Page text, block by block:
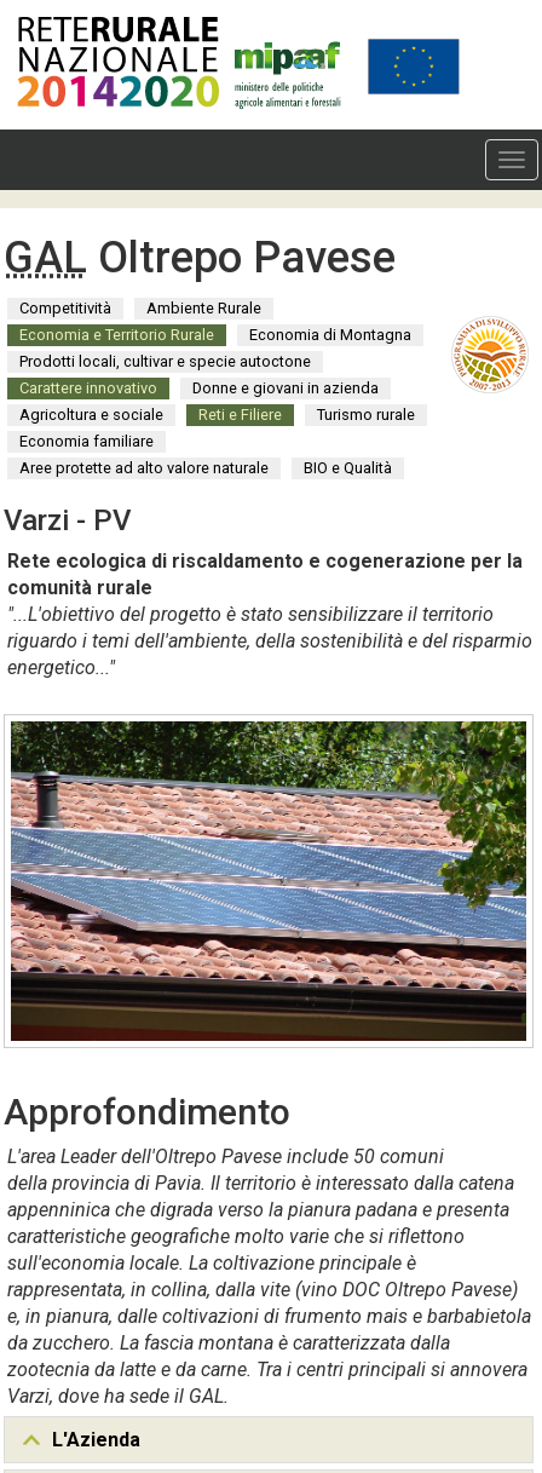
GAL Oltrepo Pavese
Competitività
Ambiente Rurale
Economia e Territorio Rurale
Economia di Montagna
Prodotti locali, cultivar e specie autoctone
Carattere innovativo
Donne e giovani in azienda
Agricoltura e sociale
Reti e Filiere
Turismo rurale
Economia familiare
Aree protette ad alto valore naturale
BIO e Qualità
Varzi - PV
Rete ecologica di riscaldamento e cogenerazione per la
comunità rurale
"...L'obiettivo del progetto è stato sensibilizzare il territorio
riguardo i temi dell'ambiente, della sostenibilità e del risparmio
energetico..."
Approfondimento
L'area Leader dell'Oltrepo Pavese include 50 comuni
della provincia di Pavia. Il territorio è interessato dalla catena
appenninica che digrada verso la pianura padana e presenta
caratteristiche geografiche molto varie che si riflettono
sull'economia locale. La coltivazione principale è
rappresentata, in collina, dalla vite (vino DOC Oltrepo Pavese)
e, in pianura, dalle coltivazioni di frumento mais e barbabietola
da zucchero. La fascia montana è caratterizzata dalla
zootecnia da latte e da carne. Tra i centri principali si annovera
Varzi, dove ha sede il GAL.
L'Azienda